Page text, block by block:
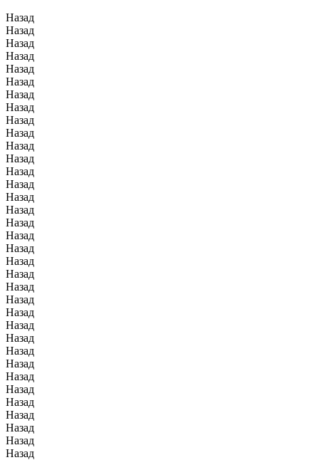
Назад
Назад
Назад
Назад
Назад
Назад
Назад
Назад
Назад
Назад
Назад
Назад
Назад
Назад
Назад
Назад
Назад
Назад
Назад
Назад
Назад
Назад
Назад
Назад
Назад
Назад
Назад
Назад
Назад
Назад
Назад
Назад
Назад
Назад
Назад